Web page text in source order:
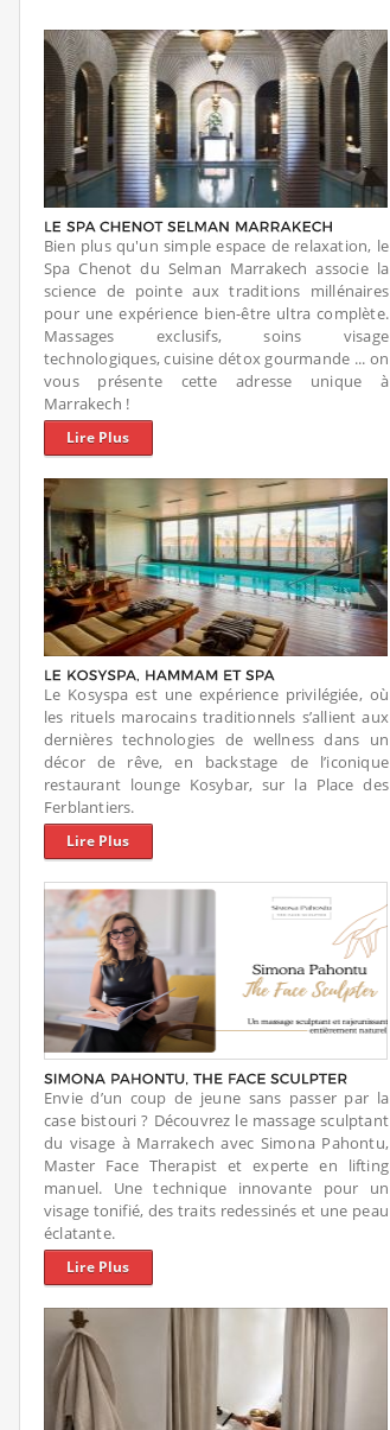
Bien plus qu'un simple espace de relaxation, le
Spa Chenot du Selman Marrakech associe la
science de pointe aux traditions millénaires
pour une expérience bien-être ultra complète.
Massages exclusifs, soins visage
technologiques, cuisine détox gourmande ... on
vous présente cette adresse unique à
Marrakech !
Lire Plus
Le Kosyspa est une expérience privilégiée, où
les rituels marocains traditionnels s’allient aux
dernières technologies de wellness dans un
décor de rêve, en backstage de l’iconique
restaurant lounge Kosybar, sur la Place des
Ferblantiers.
Lire Plus
Envie d’un coup de jeune sans passer par la
case bistouri ? Découvrez le massage sculptant
du visage à Marrakech avec Simona Pahontu,
Master Face Therapist et experte en lifting
manuel. Une technique innovante pour un
visage tonifié, des traits redessinés et une peau
éclatante.
Lire Plus